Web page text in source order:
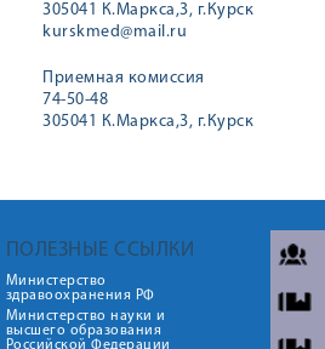
305041 К.Маркса,3, г.Курск
kurskmed@mail.ru
Приемная комиссия
74-50-48
305041 К.Маркса,3, г.Курск
ПОЛЕЗНЫЕ ССЫЛКИ
Министерство
здравоохранения РФ
Министерство науки и
высшего образования
Российской Федерации